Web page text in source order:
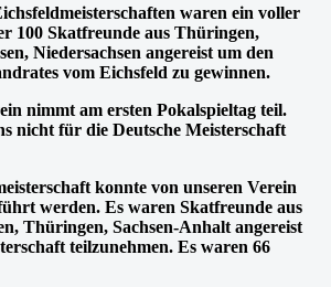
waren ein voller
100 Skatfreunde aus Thüringen,
Niedersachsen angereist um den
vom Eichsfeld zu gewinnen.
nimmt am ersten Pokalspieltag teil.
nicht für die Deutsche Meisterschaft
konnte von unseren Verein
werden. Es waren Skatfreunde aus
Thüringen, Sachsen-Anhalt angereist
teilzunehmen. Es waren 66